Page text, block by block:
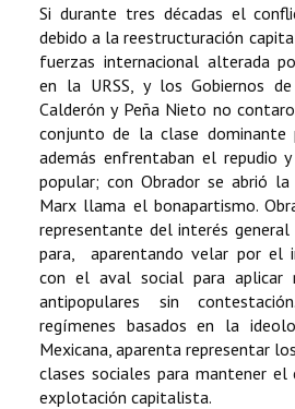
Si durante tres décadas el
debido a la reestructuración
fuerzas internacional alterada
en la URSS, y los Gobiernos
Calderón y Peña Nieto no
conjunto de la clase dominante
además enfrentaban el repudio
popular; con Obrador se abrió
Marx llama el bonapartismo.
representante del interés
para, aparentando velar por el
con el aval social para aplicar
antipopulares sin
regímenes basados en la
Mexicana, aparenta representar
clases sociales para mantener
explotación capitalista.